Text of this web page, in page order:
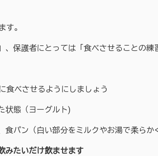
す。
保護者にとっては「食べさせることの練
食べさせるようにしましょう
状態（ヨーグルト)
食パン（白い部分をミルクやお湯で柔ら
だけ飲ませます